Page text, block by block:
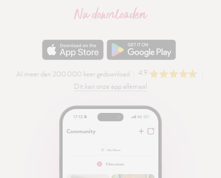
Nu downloaden
Al meer dan 200.000 keer gedownload
4.9
Dit kan onze app allemaal